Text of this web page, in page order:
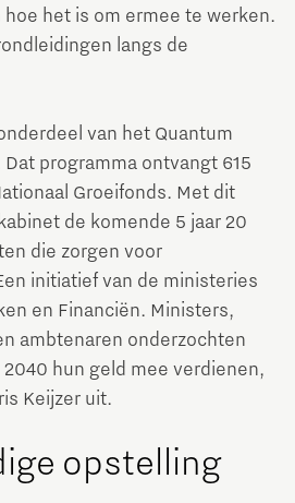
hoe het is om ermee te werken.
langs de
van het Quantum
Dat programma ontvangt 615
Groeifonds. Met dit
de komende 5 jaar 20
die zorgen voor
initiatief van de ministeries
en Financiën. Ministers,
ambtenaren onderzochten
hun geld mee verdienen,
Keijzer uit.
opstelling